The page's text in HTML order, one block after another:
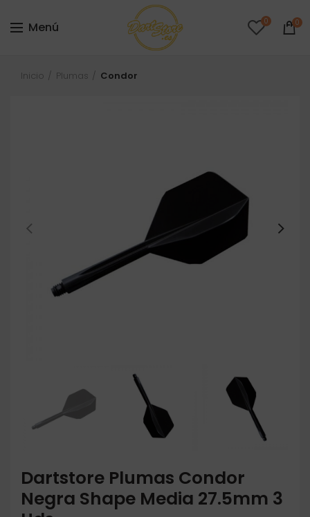
Menú 0 0
Inicio Plumas Condor
Dartstore Plumas Condor
Negra Shape Media 27.5mm 3